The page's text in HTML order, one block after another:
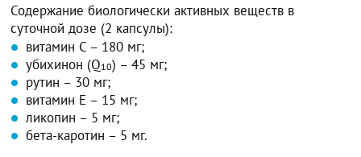
Содержание биологически активных веществ в
суточной дозе (2 капсулы):
витамин C – 180 мг;
убихинон (Q10) – 45 мг;
рутин – 30 мг;
витамин E – 15 мг;
ликопин – 5 мг;
бета-каротин – 5 мг.